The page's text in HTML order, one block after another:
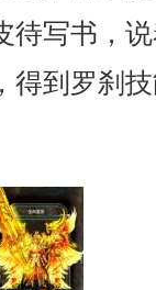
待写书，
得到罗刹